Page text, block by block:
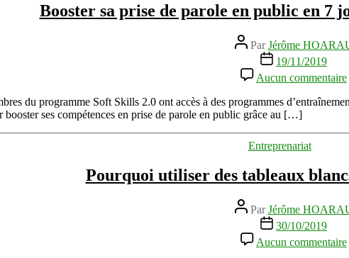
Booster sa prise de parole en public en 7
Auteur
de
l’article
ParJérôme
Date
l’article
19/11/2019
Aucun commentaire
du programme Soft Skills 2.0 ont accès à des programmes
ses compétences en prise de parole en public grâce au […]
Catégories
Entreprenariat
Pourquoi utiliser des tableaux
Auteur
de
l’article
ParJérôme
Date
l’article
30/10/2019
Aucun commentaire